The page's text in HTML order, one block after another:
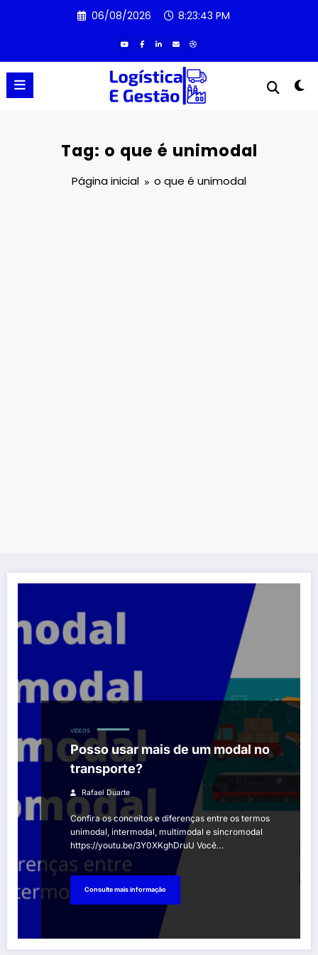
06/08/2026 8:23:43 PM
Tag: o que é unimodal
Página inicial o que é unimodal
VÍDEOS
Posso usar mais de um modal no
transporte?
Rafael Duarte
Confira os conceitos e diferenças entre os termos
unimodal, intermodal, multimodal e sincromodal
https://youtu.be/3Y0XKghDruU Você…
Consulte mais informação